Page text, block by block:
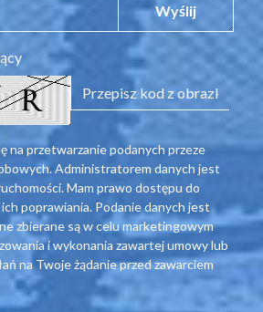
Wyślij
na przetwarzanie podanych przeze
Administratorem danych jest
Mam prawo dostępu do
poprawiania. Podanie danych jest
zbierane są w celu marketingowym
i wykonania zawartej umowy lub
na Twoje żądanie przed zawarciem